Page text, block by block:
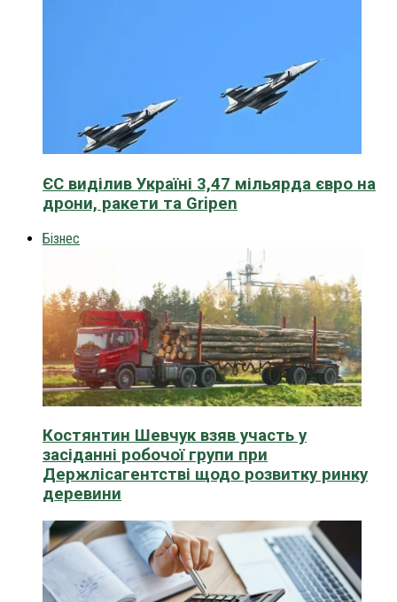
ЄС виділив Україні 3,47 мільярда євро на
дрони, ракети та Gripen
Бізнес
Костянтин Шевчук взяв участь у
засіданні робочої групи при
Держлісагентстві щодо розвитку ринку
деревини